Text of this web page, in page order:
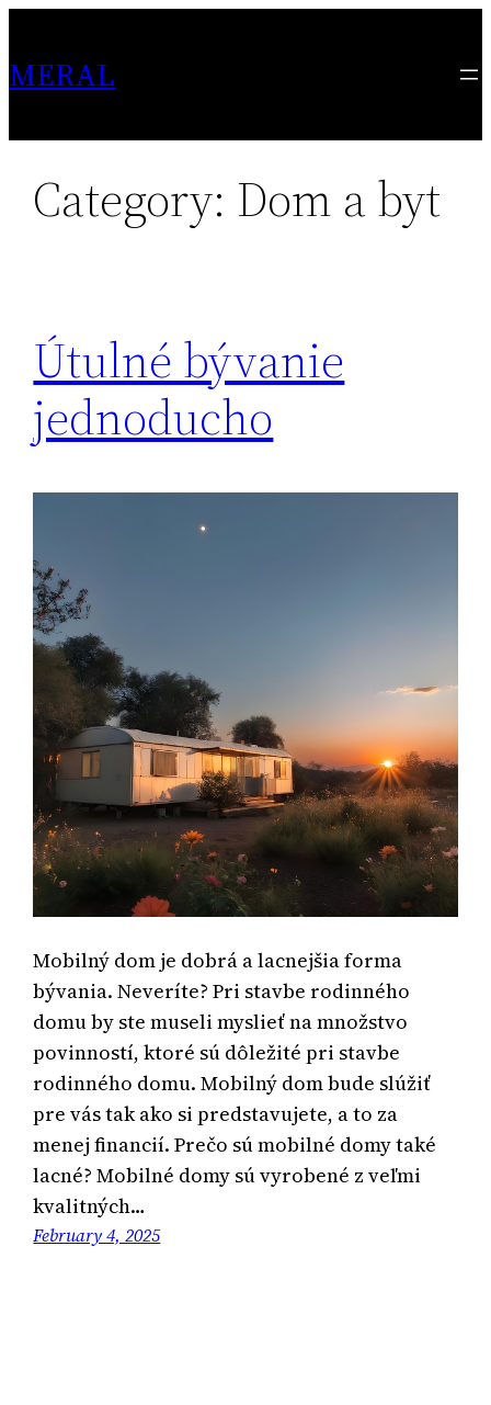
content
MERAL
Category: Dom a byt
Útulné bývanie
jednoducho
Mobilný dom je dobrá a lacnejšia forma
bývania. Neveríte? Pri stavbe rodinného
domu by ste museli myslieť na množstvo
povinností, ktoré sú dôležité pri stavbe
rodinného domu. Mobilný dom bude slúžiť
pre vás tak ako si predstavujete, a to za
menej financií. Prečo sú mobilné domy také
lacné? Mobilné domy sú vyrobené z veľmi
kvalitných…
February 4, 2025